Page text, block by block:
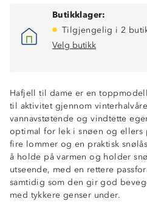
Butikklager:
Tilgjengelig i 2
Velg butikk
Hafjell til dame er en
til aktivitet gjennom
vannavstøtende og vindtette
optimal for lek i snøen og ellers
fire lommer og en praktisk
å holde på varmen og holder
utseende, med en rettere
samtidig som den gir god
med tykkere genser under.
Toppmodell til vinter og
Kraftig vannavstøtende (6
Isolerende
YKK-glidelåser
Heiskortlomme på ermet
To sidelommer med
Utvendig brystlomme med
Borreslåsstramming på
Strikkjustering nederst i
Dobbel stormklaff foran
Borrelås og knapp i hver